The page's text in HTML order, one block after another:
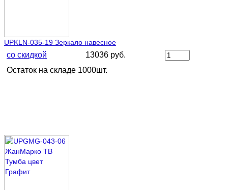
UPKLN-035-19 Зеркало навесное
со скидкой
13036 руб.
Остаток на складе 1000шт.